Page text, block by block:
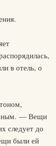
в отель, о
— Вещи
следует до
были ей